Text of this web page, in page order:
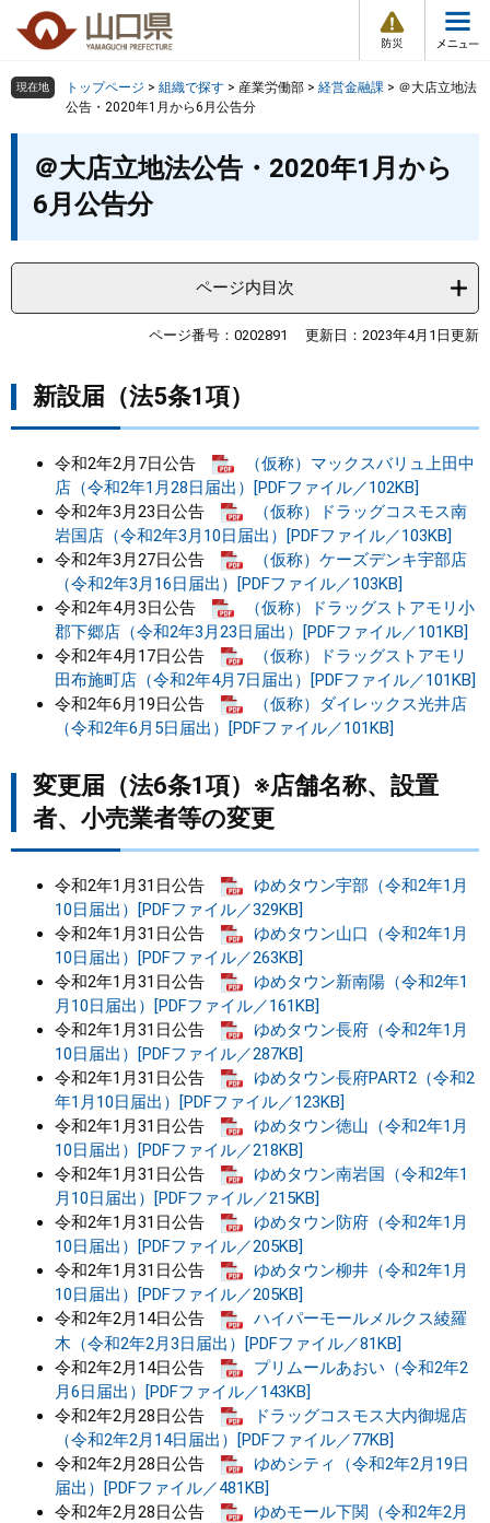
の
頭
ー
飛
情
報
メ
ュ
組織で探す
教育・文化・スポーツ
しごと・産業・観光
まちづくり
県政情報
検索の仕方 組織で探す サイトマップで探す
現在地 トップページ > 組織で探す > 産業労働部 > 経営金融課 > ＠大店立地法
公告・2020年1月から6月公告分
＠大店立地法公告・2020年1月から
6月公告分
ページ内目次
ページ番号：0202891 更新日：2023年4月1日更新
新設届（法5条1項）
令和2年2月7日公告
（仮称）マックスバリュ上田中
店（令和2年1月28日届出）[PDFファイル／102KB]
令和2年3月23日公告
（仮称）ドラッグコスモス南
岩国店（令和2年3月10日届出）[PDFファイル／103KB]
令和2年3月27日公告
（仮称）ケーズデンキ宇部店
（令和2年3月16日届出）[PDFファイル／103KB]
令和2年4月3日公告
（仮称）ドラッグストアモリ小
郡下郷店（令和2年3月23日届出）[PDFファイル／101KB]
令和2年4月17日公告
（仮称）ドラッグストアモリ
田布施町店（令和2年4月7日届出）[PDFファイル／101KB]
令和2年6月19日公告
（仮称）ダイレックス光井店
（令和2年6月5日届出）[PDFファイル／101KB]
変更届（法6条1項）※店舗名称、設置
者、小売業者等の変更
令和2年1月31日公告
ゆめタウン宇部（令和2年1月
10日届出）[PDFファイル／329KB]
令和2年1月31日公告
ゆめタウン山口（令和2年1月
10日届出）[PDFファイル／263KB]
令和2年1月31日公告
ゆめタウン新南陽（令和2年1
月10日届出）[PDFファイル／161KB]
令和2年1月31日公告
ゆめタウン長府（令和2年1月
10日届出）[PDFファイル／287KB]
令和2年1月31日公告
ゆめタウン長府PART2（令和2
年1月10日届出）[PDFファイル／123KB]
令和2年1月31日公告
ゆめタウン徳山（令和2年1月
10日届出）[PDFファイル／218KB]
令和2年1月31日公告
ゆめタウン南岩国（令和2年1
月10日届出）[PDFファイル／215KB]
令和2年1月31日公告
ゆめタウン防府（令和2年1月
10日届出）[PDFファイル／205KB]
令和2年1月31日公告
ゆめタウン柳井（令和2年1月
10日届出）[PDFファイル／205KB]
令和2年2月14日公告
ハイパーモールメルクス綾羅
木（令和2年2月3日届出）[PDFファイル／81KB]
令和2年2月14日公告
プリムールあおい（令和2年2
月6日届出）[PDFファイル／143KB]
令和2年2月28日公告
ドラッグコスモス大内御堀店
（令和2年2月14日届出）[PDFファイル／77KB]
令和2年2月28日公告
ゆめシティ（令和2年2月19日
届出）[PDFファイル／481KB]
令和2年2月28日公告
ゆめモール下関（令和2年2月